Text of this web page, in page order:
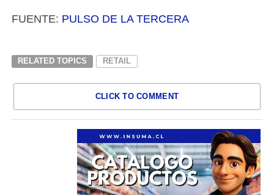
FUENTE: PULSO DE LA TERCERA
RELATED TOPICS RETAIL
CLICK TO COMMENT